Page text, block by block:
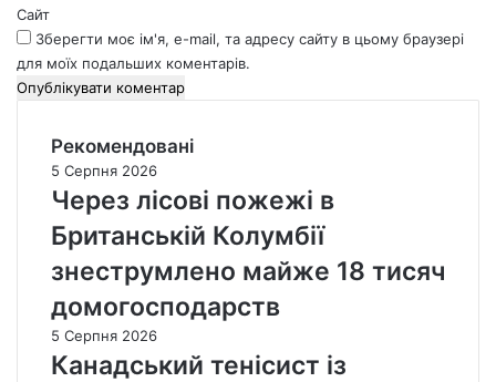
Сайт
Зберегти моє ім'я, e-mail, та адресу сайту в цьому браузері
для моїх подальших коментарів.
Рекомендовані
5 Серпня 2026
Через лісові пожежі в
Британській Колумбії
знеструмлено майже 18 тисяч
домогосподарств
5 Серпня 2026
Канадський тенісист із